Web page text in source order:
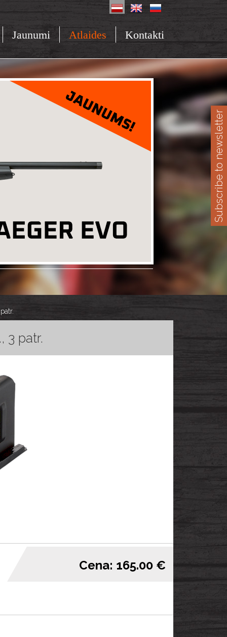
Jaunumi Atlaides Kontakti
3 patr.
Cena: 165.00 €
Subscribe to newsletter